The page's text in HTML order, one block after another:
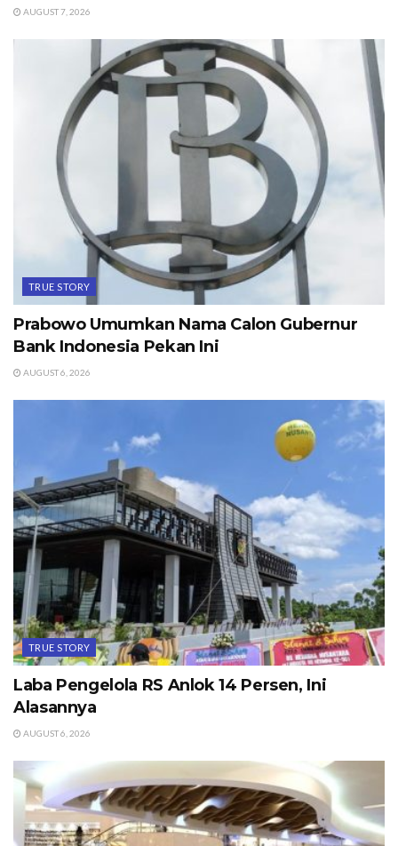
AUGUST 7, 2026
TRUE STORY
Prabowo Umumkan Nama Calon Gubernur
Bank Indonesia Pekan Ini
AUGUST 6, 2026
TRUE STORY
Laba Pengelola RS Anlok 14 Persen, Ini
Alasannya
AUGUST 6, 2026